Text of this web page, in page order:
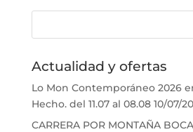
Actualidad y ofertas
Lo Mon Contemporáneo 2026
Hecho. del 11.07 al 08.08 10/07/
CARRERA POR MONTAÑA